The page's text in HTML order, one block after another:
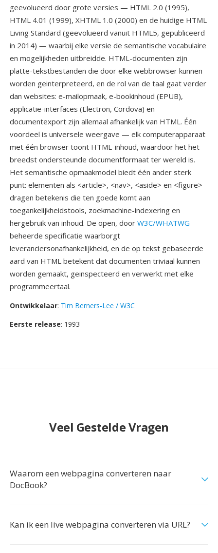
geevolueerd door grote versies — HTML 2.0 (1995),
HTML 4.01 (1999), XHTML 1.0 (2000) en de huidige HTML
Living Standard (geevolueerd vanuit HTML5, gepubliceerd
in 2014) — waarbij elke versie de semantische vocabulaire
en mogelijkheden uitbreidde. HTML-documenten zijn
platte-tekstbestanden die door elke webbrowser kunnen
worden geinterpreteerd, en de rol van de taal gaat verder
dan websites: e-mailopmaak, e-bookinhoud (EPUB),
applicatie-interfaces (Electron, Cordova) en
documentexport zijn allemaal afhankelijk van HTML. Één
voordeel is universele weergave — elk computerapparaat
met één browser toont HTML-inhoud, waardoor het het
breedst ondersteunde documentformaat ter wereld is.
Het semantische opmaakmodel biedt één ander sterk
punt: elementen als <article>, <nav>, <aside> en <figure>
dragen betekenis die ten goede komt aan
toegankelijkheidstools, zoekmachine-indexering en
hergebruik van inhoud. De open, door W3C/WHATWG
beheerde specificatie waarborgt
leveranciersonafhankelijkheid, en de op tekst gebaseerde
aard van HTML betekent dat documenten triviaal kunnen
worden gemaakt, geinspecteerd en verwerkt met elke
programmeertaal.
Ontwikkelaar: Tim Berners-Lee / W3C
Eerste release: 1993
Veel Gestelde Vragen
Waarom een webpagina converteren naar
DocBook?
Kan ik een live webpagina converteren via URL?